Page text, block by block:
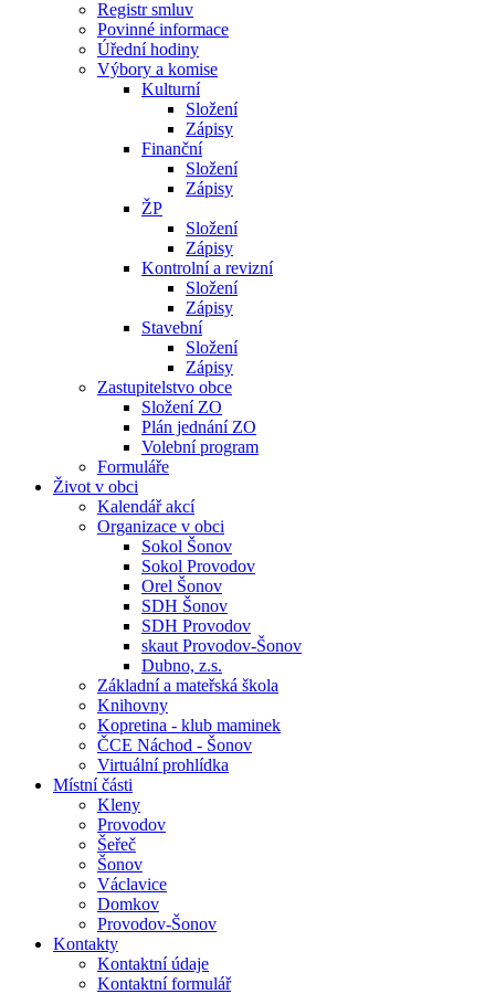
Registr smluv
Povinné informace
Úřední hodiny
Výbory a komise
Kulturní
Složení
Zápisy
Finanční
Složení
Zápisy
ŽP
Složení
Zápisy
Kontrolní a revizní
Složení
Zápisy
Stavební
Složení
Zápisy
Zastupitelstvo obce
Složení ZO
Plán jednání ZO
Volební program
Formuláře
Život v obci
Kalendář akcí
Organizace v obci
Sokol Šonov
Sokol Provodov
Orel Šonov
SDH Šonov
SDH Provodov
skaut Provodov-Šonov
Dubno, z.s.
Základní a mateřská škola
Knihovny
Kopretina - klub maminek
ČCE Náchod - Šonov
Virtuální prohlídka
Místní části
Kleny
Provodov
Šeřeč
Šonov
Václavice
Domkov
Provodov-Šonov
Kontakty
Kontaktní údaje
Kontaktní formulář